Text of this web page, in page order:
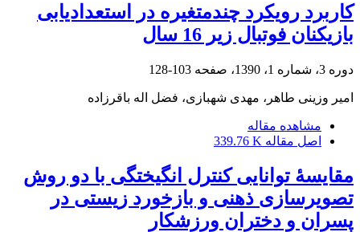
کاربرد رویکرد چندمتغیره در استعدادیابی
بازیکنان فوتبال زیر 16 سال
دوره 3، شماره 1، 1390، صفحه 103-128
امیر وزینی طاهر، مهدی شهبازی، فضل اله باقرزاده
مشاهده مقاله
اصل مقاله 339.76 K
مقایسۀ توانایی کنترل انگیختگی با دو روش
تصویرسازی ذهنی و بازخورد زیستی در
پسران و دختران ورزشکار